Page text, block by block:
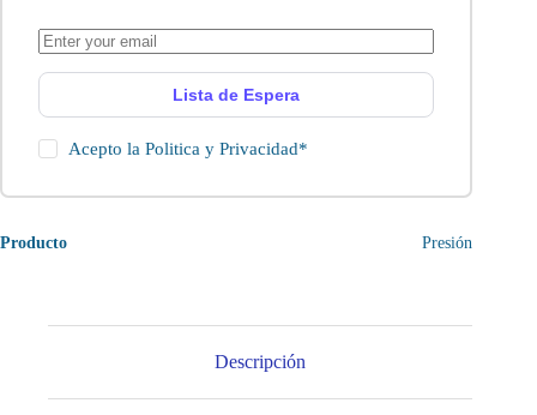
Lista de Espera
Acepto laPolitica y Privacidad*
Producto Presión
Descripción